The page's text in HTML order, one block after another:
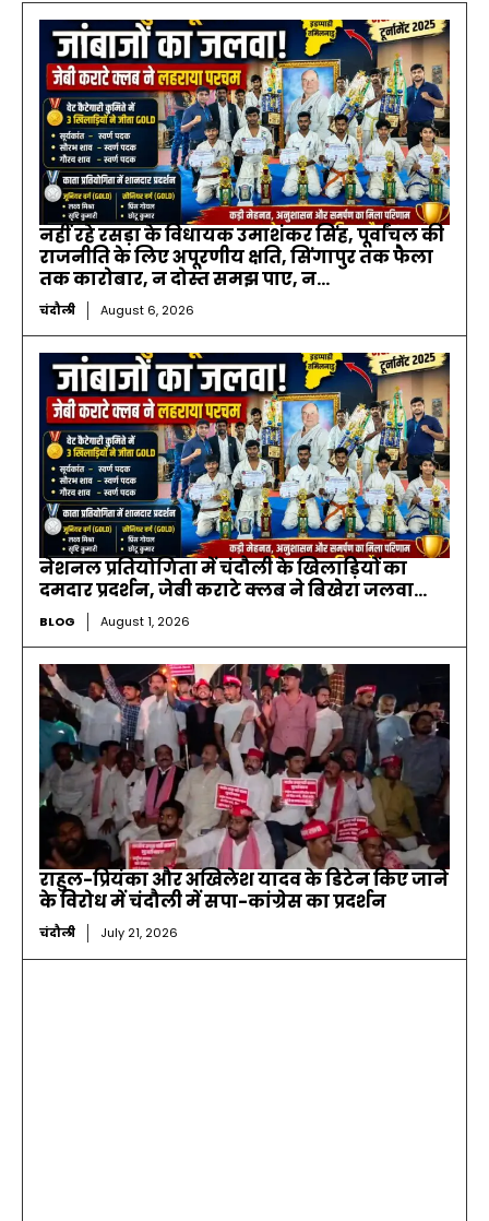
नहीं रहे रसड़ा के विधायक उमाशंकर सिंह, पूर्वांचल की
राजनीति के लिए अपूरणीय क्षति, सिंगापुर तक फैला
तक कारोबार, न दोस्त समझ पाए, न...
चंदौली August 6, 2026
नेशनल प्रतियोगिता में चंदौली के खिलाड़ियों का
दमदार प्रदर्शन, जेबी कराटे क्लब ने बिखेरा जलवा…
BLOG August 1, 2026
राहुल-प्रियंका और अखिलेश यादव के डिटेन किए जाने
के विरोध में चंदौली में सपा-कांग्रेस का प्रदर्शन
चंदौली July 21, 2026